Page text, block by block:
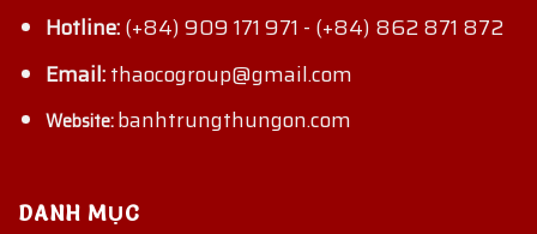
Hotline:(+84) 909 171 971 - (+84) 862 871 872
Email:thaocogroup@gmail.com
Website:banhtrungthungon.com
DANH MỤC